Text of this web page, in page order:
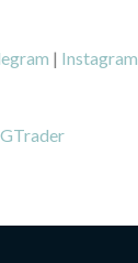
| Instagram